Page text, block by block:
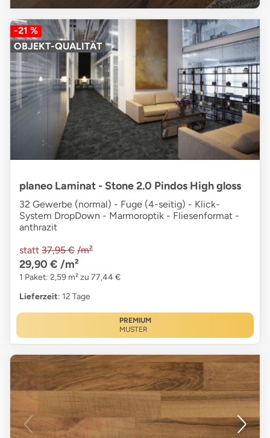
-21 %
OBJEKT-QUALITÄT
planeo Laminat - Stone 2.0 Pindos High gloss
32 Gewerbe (normal) - Fuge (4-seitig) - Klick-
System DropDown - Marmoroptik - Fliesenformat -
anthrazit
statt 37,95 € /m²
29,90 € /m²
1 Paket: 2,59 m² zu 77,44 €
Lieferzeit: 12 Tage
PREMIUM
MUSTER